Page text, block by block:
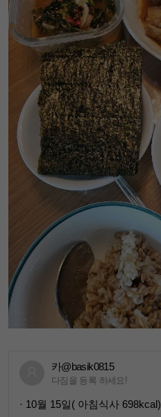
카@basik0815
다짐을 등록 하세요!
· 10월 15일( 아침식사 698kcal)